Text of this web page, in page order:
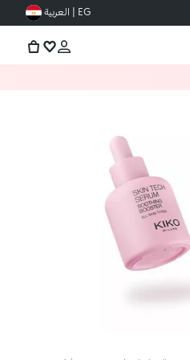
EG | العربية